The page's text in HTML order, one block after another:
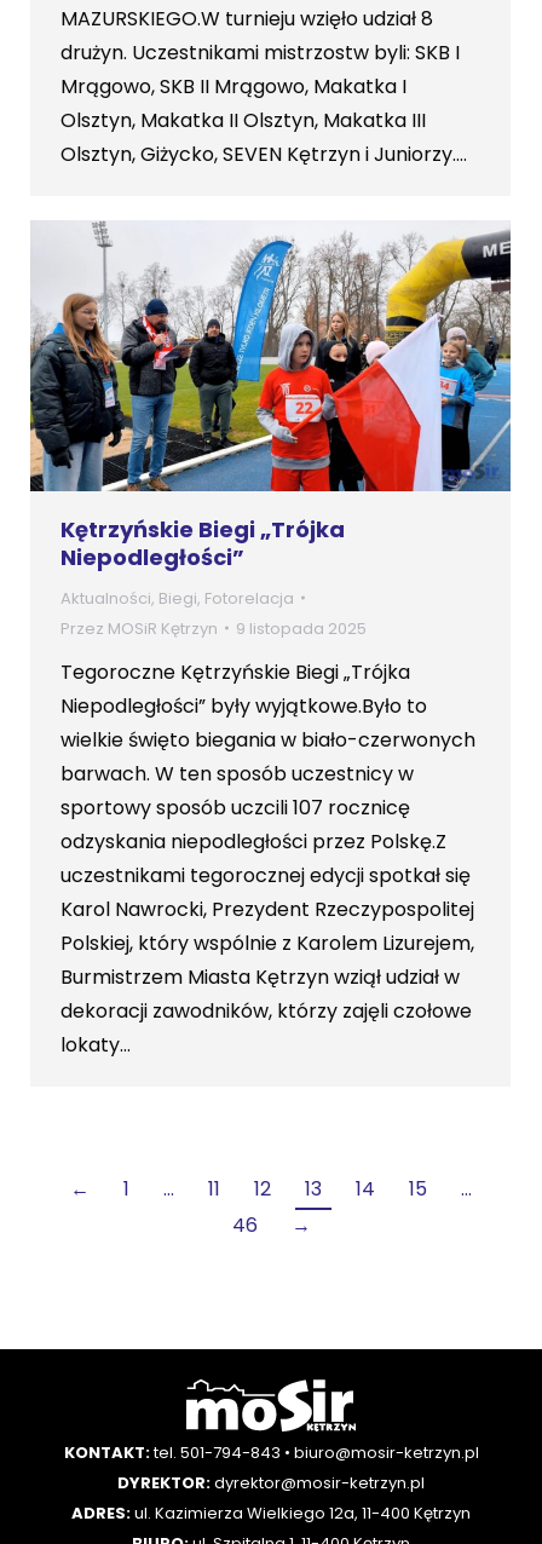
MAZURSKIEGO.W turnieju wzięło udział 8
drużyn. Uczestnikami mistrzostw byli: SKB I
Mrągowo, SKB II Mrągowo, Makatka I
Olsztyn, Makatka II Olsztyn, Makatka III
Olsztyn, Giżycko, SEVEN Kętrzyn i Juniorzy.…
Kętrzyńskie Biegi „Trójka
Niepodległości”
Aktualności, Biegi, Fotorelacja
Przez MOSiR Kętrzyn 9 listopada 2025
Tegoroczne Kętrzyńskie Biegi „Trójka
Niepodległości” były wyjątkowe.Było to
wielkie święto biegania w biało-czerwonych
barwach. W ten sposób uczestnicy w
sportowy sposób uczcili 107 rocznicę
odzyskania niepodległości przez Polskę.Z
uczestnikami tegorocznej edycji spotkał się
Karol Nawrocki, Prezydent Rzeczypospolitej
Polskiej, który wspólnie z Karolem Lizurejem,
Burmistrzem Miasta Kętrzyn wziął udział w
dekoracji zawodników, którzy zajęli czołowe
lokaty…
← 1 … 11 12 13 14 15
…
46
→
KONTAKT:tel. 501-794-843 • biuro@mosir-ketrzyn.pl
DYREKTOR:dyrektor@mosir-ketrzyn.pl
ADRES:ul. Kazimierza Wielkiego 12a, 11-400 Kętrzyn